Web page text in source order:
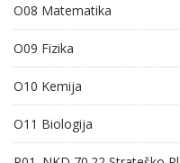
O08 Matematika
O09 Fizika
O10 Kemija
O11 Biologija